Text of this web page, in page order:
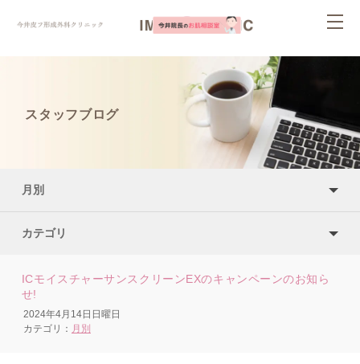
スタッフブログ
月別
カテゴリ
ICモイスチャーサンスクリーンEXのキャンペーンのお知ら
せ!
2024年4月14日日曜日
カテゴリ： 月別